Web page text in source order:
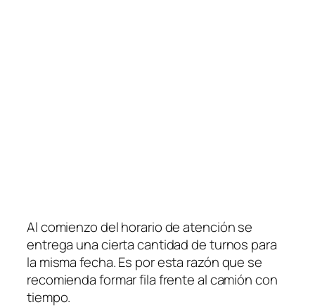
Al comienzo del horario de atención se
entrega una cierta cantidad de turnos para
la misma fecha. Es por esta razón que se
recomienda formar fila frente al camión con
tiempo.